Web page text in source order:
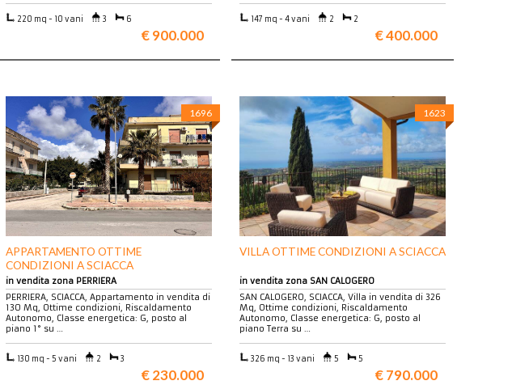
220 mq - 10 vani 3 6
€ 900.000
147 mq - 4 vani 2 2
€ 400.000
1696
APPARTAMENTO OTTIME
CONDIZIONI A SCIACCA
in vendita zona PERRIERA
PERRIERA, SCIACCA, Appartamento in vendita di
130 Mq, Ottime condizioni, Riscaldamento
Autonomo, Classe energetica: G, posto al
piano 1° su …
130 mq - 5 vani 2 3
€ 230.000
1623
VILLA OTTIME CONDIZIONI A SCIACCA
in vendita zona SAN CALOGERO
SAN CALOGERO, SCIACCA, Villa in vendita di 326
Mq, Ottime condizioni, Riscaldamento
Autonomo, Classe energetica: G, posto al
piano Terra su …
326 mq - 13 vani 5 5
€ 790.000